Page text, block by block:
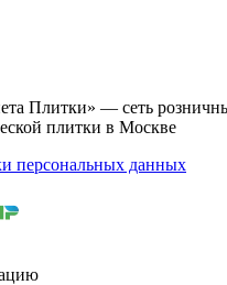
Плитки» — сеть
плитки в Москве
персональных данных